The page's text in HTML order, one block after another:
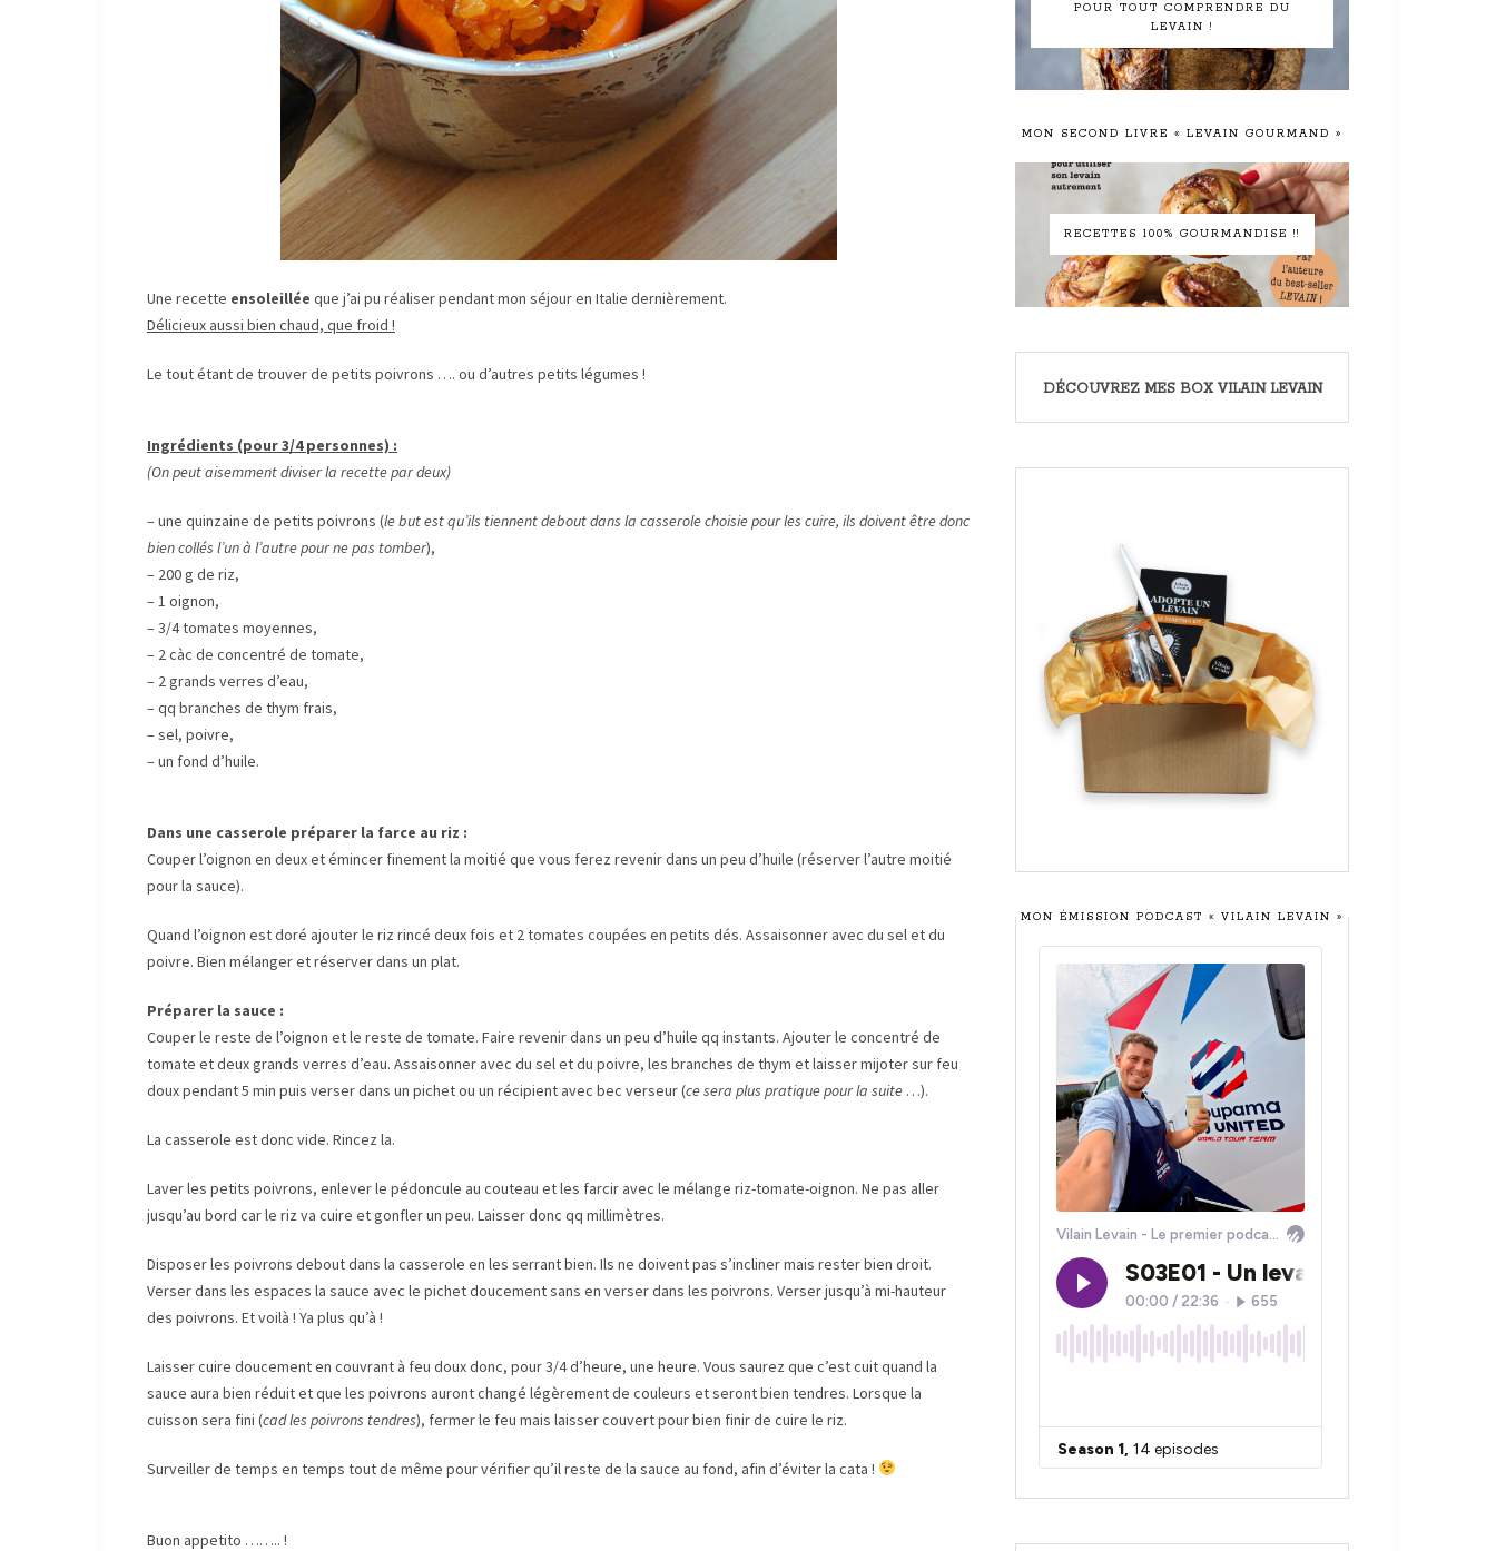
Une recette ensoleillée que j’ai pu réaliser pendant mon séjour en Italie dernièrement.
Délicieux aussi bien chaud, que froid !
Le tout étant de trouver de petits poivrons …. ou d’autres petits légumes !
Ingrédients (pour 3/4 personnes) :
(On peut aisemment diviser la recette par deux)
– une quinzaine de petits poivrons (le but est qu’ils tiennent debout dans la casserole choisie pour les cuire, ils doivent être donc
bien collés l’un à l’autre pour ne pas tomber),
– 200 g de riz,
– 1 oignon,
– 3/4 tomates moyennes,
– 2 càc de concentré de tomate,
– 2 grands verres d’eau,
– qq branches de thym frais,
– sel, poivre,
– un fond d’huile.
Dans une casserole préparer la farce au riz :
Couper l’oignon en deux et émincer finement la moitié que vous ferez revenir dans un peu d’huile (réserver l’autre moitié
pour la sauce).
Quand l’oignon est doré ajouter le riz rincé deux fois et 2 tomates coupées en petits dés. Assaisonner avec du sel et du
poivre. Bien mélanger et réserver dans un plat.
Préparer la sauce :
Couper le reste de l’oignon et le reste de tomate. Faire revenir dans un peu d’huile qq instants. Ajouter le concentré de
tomate et deux grands verres d’eau. Assaisonner avec du sel et du poivre, les branches de thym et laisser mijoter sur feu
doux pendant 5 min puis verser dans un pichet ou un récipient avec bec verseur (ce sera plus pratique pour la suite …).
La casserole est donc vide. Rincez la.
Laver les petits poivrons, enlever le pédoncule au couteau et les farcir avec le mélange riz-tomate-oignon. Ne pas aller
jusqu’au bord car le riz va cuire et gonfler un peu. Laisser donc qq millimètres.
Disposer les poivrons debout dans la casserole en les serrant bien. Ils ne doivent pas s’incliner mais rester bien droit.
Verser dans les espaces la sauce avec le pichet doucement sans en verser dans les poivrons. Verser jusqu’à mi-hauteur
des poivrons. Et voilà ! Ya plus qu’à !
Laisser cuire doucement en couvrant à feu doux donc, pour 3/4 d’heure, une heure. Vous saurez que c’est cuit quand la
sauce aura bien réduit et que les poivrons auront changé légèrement de couleurs et seront bien tendres. Lorsque la
cuisson sera fini (cad les poivrons tendres), fermer le feu mais laisser couvert pour bien finir de cuire le riz.
Surveiller de temps en temps tout de même pour vérifier qu’il reste de la sauce au fond, afin d’éviter la cata !
Buon appetito …….. !
POUR TOUT COMPRENDRE DU
LEVAIN !
MON SECOND LIVRE « LEVAIN GOURMAND »
RECETTES 100% GOURMANDISE !!
DÉCOUVREZ MES BOX VILAIN LEVAIN
MON ÉMISSION PODCAST « VILAIN LEVAIN »